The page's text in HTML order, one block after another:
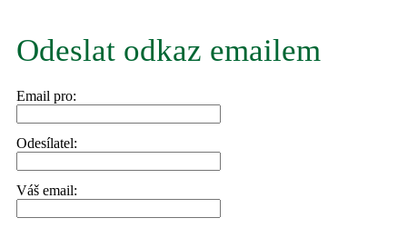
Odeslat odkaz emailem
Email pro:
Odesílatel:
Váš email: